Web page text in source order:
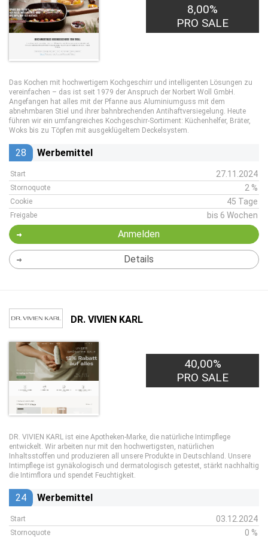
8,00%
PRO SALE
Das Kochen mit hochwertigem Kochgeschirr und intelligenten Lösungen zu
vereinfachen – das ist seit 1979 der Anspruch der Norbert Woll GmbH.
Angefangen hat alles mit der Pfanne aus Aluminiumguss mit dem
abnehmbaren Stiel und ihrer bahnbrechenden Antihaftversiegelung. Heute
führen wir ein umfangreiches Kochgeschirr-Sortiment: Küchenhelfer, Bräter,
Woks bis zu Töpfen mit ausgeklügeltem Deckelsystem.
28 Werbemittel
Start 27.11.2024
Stornoquote 2 %
Cookie 45 Tage
Freigabe bis 6 Wochen
Anmelden
Details
DR. VIVIEN KARL
40,00%
PRO SALE
DR. VIVIEN KARL ist eine Apotheken-Marke, die natürliche Intimpflege
entwickelt. Wir arbeiten nur mit den hochwertigsten, natürlichen
Inhaltsstoffen und produzieren all unsere Produkte in Deutschland. Unsere
Intimpflege ist gynäkologisch und dermatologisch getestet, stärkt nachhaltig
die Intimflora und spendet Feuchtigkeit.
24 Werbemittel
Start 03.12.2024
Stornoquote 0 %